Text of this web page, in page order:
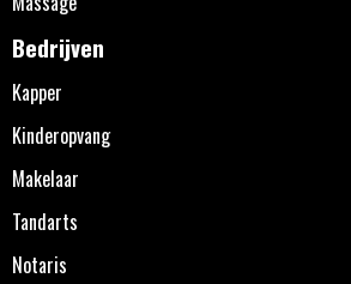
Bedrijven
Kapper
Kinderopvang
Makelaar
Tandarts
Notaris